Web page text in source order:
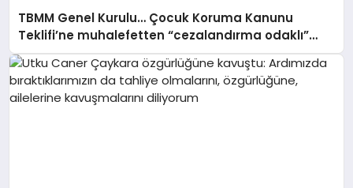
TBMM Genel Kurulu… Çocuk Koruma Kanunu
Teklifi’ne muhalefetten “cezalandırma odaklı”
eleştiri